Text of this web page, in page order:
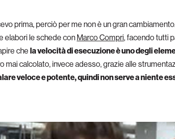
prima, perciò per me non è un gran
elabori le schede conMarco Compri, facendo tutti
che la velocità di esecuzione è uno degli
mai calcolato, invece adesso, grazie alle
veloce e potente, quindi non serve a niente